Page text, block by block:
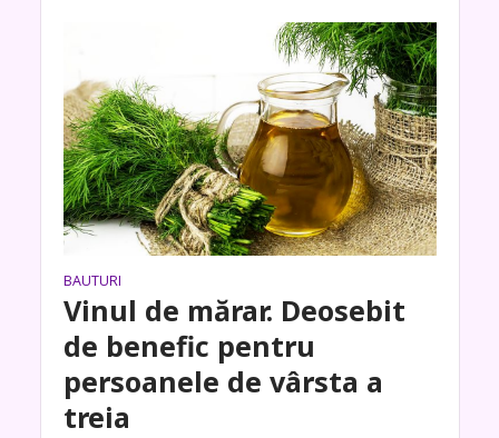
BAUTURI
Vinul de mărar. Deosebit
de benefic pentru
persoanele de vârsta a
treia